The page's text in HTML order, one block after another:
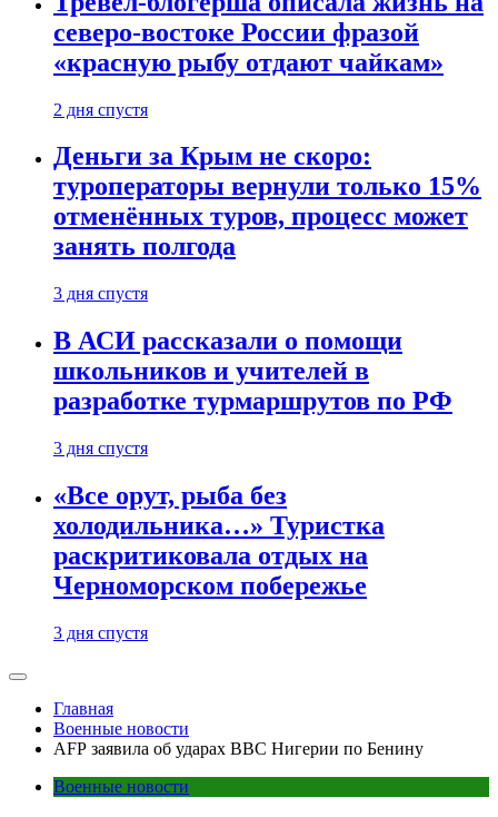
северо-востоке России фразой
«красную рыбу отдают чайкам»
2 дня спустя
Деньги за Крым не скоро:
туроператоры вернули только 15%
отменённых туров, процесс может
занять полгода
3 дня спустя
В АСИ рассказали о помощи
школьников и учителей в
разработке турмаршрутов по РФ
3 дня спустя
«Все орут, рыба без
холодильника…» Туристка
раскритиковала отдых на
Черноморском побережье
3 дня спустя
Главная
Военные новости
AFP заявила об ударах ВВС Нигерии по Бенину
Военные новости